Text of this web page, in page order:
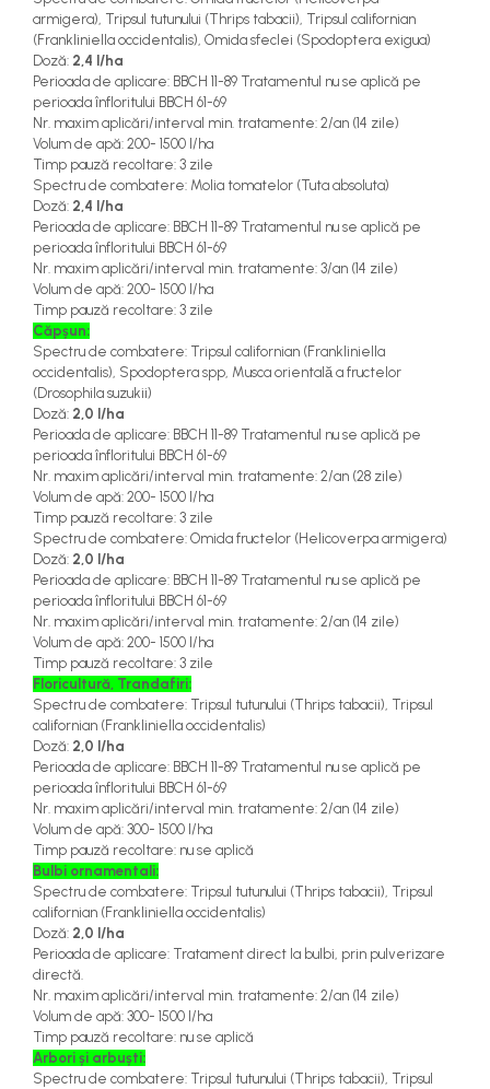
armigera), Tripsul tutunului (Thrips tabacii), Tripsul californian
(Frankliniella occidentalis), Omida sfeclei (Spodoptera exigua)
Doză: 2,4 l/ha
Perioada de aplicare: BBCH 11-89 Tratamentul nu se aplică pe
perioada înfloritului BBCH 61-69
Nr. maxim aplicări/interval min. tratamente: 2/an (14 zile)
Volum de apă: 200- 1500 l/ha
Timp pauză recoltare: 3 zile
Spectru de combatere: Molia tomatelor (Tuta absoluta)
Doză: 2,4 l/ha
Perioada de aplicare: BBCH 11-89 Tratamentul nu se aplică pe
perioada înfloritului BBCH 61-69
Nr. maxim aplicări/interval min. tratamente: 3/an (14 zile)
Volum de apă: 200- 1500 l/ha
Timp pauză recoltare: 3 zile
Căpșun:
Spectru de combatere: Tripsul californian (Frankliniella
occidentalis), Spodoptera spp Musca orientală a fructelor
(Drosophila suzukii)
Doză: 2,0 l/ha
Perioada de aplicare: BBCH 11-89 Tratamentul nu se aplică pe
perioada înfloritului BBCH 61-69
Nr. maxim aplicări/interval min. tratamente: 2/an (28 zile)
Volum de apă: 200- 1500 l/ha
Timp pauză recoltare: 3 zile
Spectru de combatere: Omida fructelor (Helicoverpa armigera)
Doză: 2,0 l/ha
Perioada de aplicare: BBCH 11-89 Tratamentul nu se aplică pe
perioada înfloritului BBCH 61-69
Nr. maxim aplicări/interval min. tratamente: 2/an (14 zile)
Volum de apă: 200- 1500 l/ha
Timp pauză recoltare: 3 zile
Floricultură, Trandafiri:
Spectru de combatere: Tripsul tutunului (Thrips tabacii), Tripsul
californian (Frankliniella occidentalis)
Doză: 2,0 l/ha
Perioada de aplicare: BBCH 11-89 Tratamentul nu se aplică pe
perioada înfloritului BBCH 61-69
Nr. maxim aplicări/interval min. tratamente: 2/an (14 zile)
Volum de apă: 300- 1500 l/ha
Timp pauză recoltare: nu se aplică
Bulbi ornamentali:
Spectru de combatere: Tripsul tutunului (Thrips tabacii), Tripsul
californian (Frankliniella occidentalis)
Doză: 2,0 l/ha
Perioada de aplicare: Tratament direct la bulbi, prin pulverizare
directă.
Nr. maxim aplicări/interval min. tratamente: 2/an (14 zile)
Volum de apă: 300- 1500 l/ha
Timp pauză recoltare: nu se aplică
Arbori și arbuști:
Spectru de combatere: Tripsul tutunului (Thrips tabacii), Tripsul